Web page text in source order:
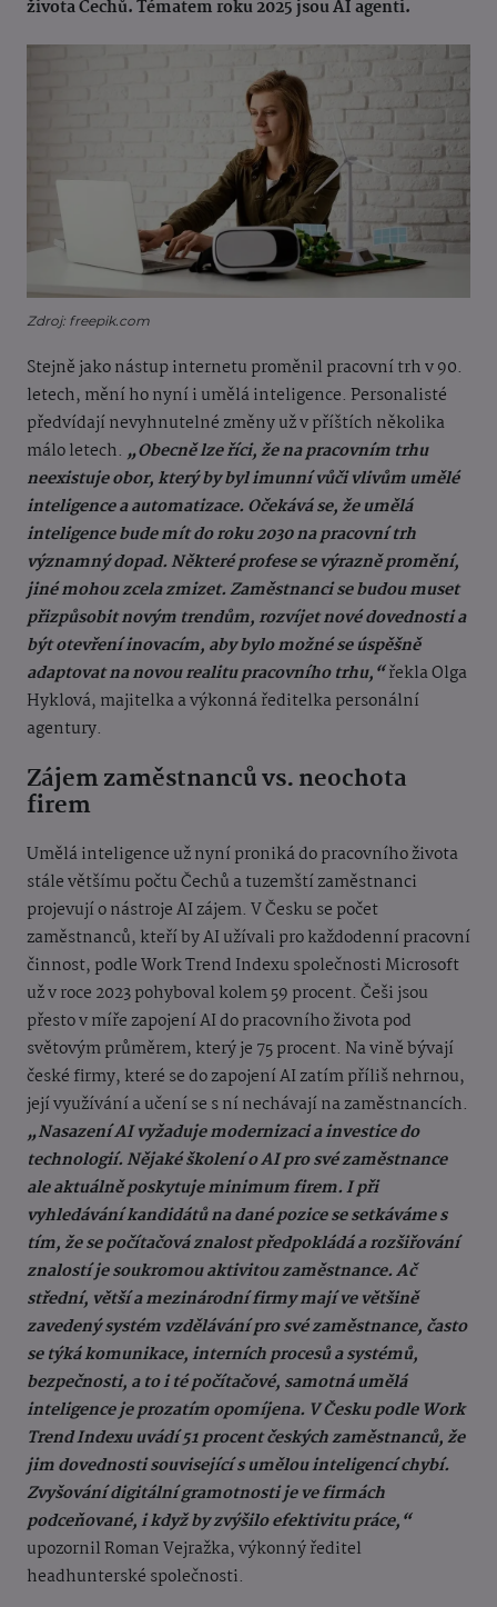
života Čechů. Tématem roku 2025 jsou AI agenti.
Zdroj: freepik.com
Stejně jako nástup internetu proměnil pracovní trh v 90.
letech, mění ho nyní i umělá inteligence. Personalisté
předvídají nevyhnutelné změny už v příštích několika
málo letech. „Obecně lze říci, že na pracovním trhu
neexistuje obor, který by byl imunní vůči vlivům umělé
inteligence a automatizace. Očekává se, že umělá
inteligence bude mít do roku 2030 na pracovní trh
významný dopad. Některé profese se výrazně promění,
jiné mohou zcela zmizet. Zaměstnanci se budou muset
přizpůsobit novým trendům, rozvíjet nové dovednosti a
být otevření inovacím, aby bylo možné se úspěšně
adaptovat na novou realitu pracovního trhu,“řekla Olga
Hyklová, majitelka a výkonná ředitelka personální
agentury.
Zájem zaměstnanců vs. neochota
firem
Umělá inteligence už nyní proniká do pracovního života
stále většímu počtu Čechů a tuzemští zaměstnanci
projevují o nástroje AI zájem. V Česku se počet
zaměstnanců, kteří by AI užívali pro každodenní pracovní
činnost, podle Work Trend Indexu společnosti Microsoft
už v roce 2023 pohyboval kolem 59 procent. Češi jsou
přesto v míře zapojení AI do pracovního života pod
světovým průměrem, který je 75 procent. Na vině bývají
české firmy, které se do zapojení AI zatím příliš nehrnou,
její využívání a učení se s ní nechávají na zaměstnancích.
„Nasazení AI vyžaduje modernizaci a investice do
technologií. Nějaké školení o AI pro své zaměstnance
ale aktuálně poskytuje minimum firem. I při
vyhledávání kandidátů na dané pozice se setkáváme s
tím, že se počítačová znalost předpokládá a rozšiřování
znalostí je soukromou aktivitou zaměstnance. Ač
střední, větší a mezinárodní firmy mají ve většině
zavedený systém vzdělávání pro své zaměstnance, často
se týká komunikace, interních procesů a systémů,
bezpečnosti, a to i té počítačové, samotná umělá
inteligence je prozatím opomíjena. V Česku podle Work
Trend Indexu uvádí 51 procent českých zaměstnanců, že
jim dovednosti související s umělou inteligencí chybí.
Zvyšování digitální gramotnosti je ve firmách
podceňované, i když by zvýšilo efektivitu práce,“
upozornil Roman Vejražka, výkonný ředitel
headhunterské společnosti.